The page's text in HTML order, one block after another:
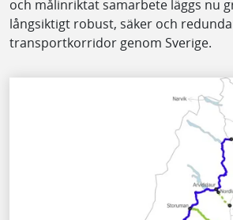
och målinriktat samarbete läggs nu
långsiktigt robust, säker och
transportkorridor genom Sverige.